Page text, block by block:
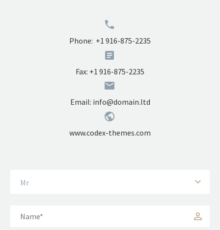


Phone: +1 916-875-2235


Fax: +1 916-875-2235


Email: info@domain.ltd


www.codex-themes.com
Mr